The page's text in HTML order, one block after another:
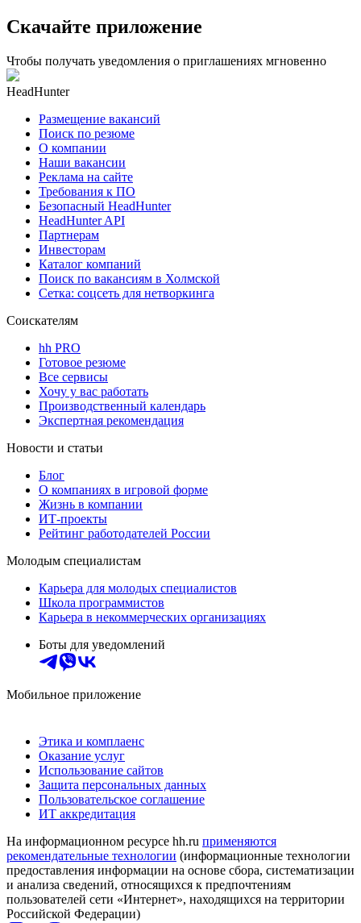
Скачайте приложение
Чтобы получать уведомления о приглашениях мгновенно
HeadHunter
Размещение вакансий
Поиск по резюме
О компании
Наши вакансии
Реклама на сайте
Требования к ПО
Безопасный HeadHunter
HeadHunter API
Партнерам
Инвесторам
Каталог компаний
Поиск по вакансиям в Холмской
Сетка: соцсеть для нетворкинга
Соискателям
hh PRO
Готовое резюме
Все сервисы
Хочу у вас работать
Производственный календарь
Экспертная рекомендация
Новости и статьи
Блог
О компаниях в игровой форме
Жизнь в компании
ИТ-проекты
Рейтинг работодателей России
Молодым специалистам
Карьера для молодых специалистов
Школа программистов
Карьера в некоммерческих организациях
Боты для уведомлений
Мобильное приложение
Этика и комплаенс
Оказание услуг
Использование сайтов
Защита персональных данных
Пользовательское соглашение
ИТ аккредитация
На информационном ресурсе hh.ru применяются
рекомендательные технологии (информационные технологии
предоставления информации на основе сбора, систематизации
и анализа сведений, относящихся к предпочтениям
пользователей сети «Интернет», находящихся на территории
Российской Федерации)